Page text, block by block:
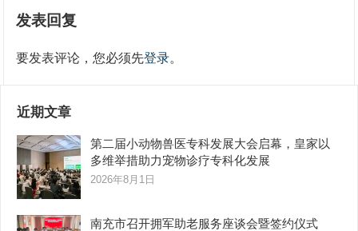
发表回复
要发表评论，您必须先登录。
近期文章
第二届小动物兽医专科发展大会启幕，皇家以
多维举措助力宠物诊疗专科化发展
2026年8月1日
南充市召开拥军助老服务座谈会暨签约仪式